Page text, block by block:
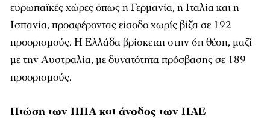
ευρωπαϊκές χώρες όπως η Γερμανία, η Ιταλία και η
Ισπανία, προσφέροντας είσοδο χωρίς βίζα σε 192
προορισμούς. Η Ελλάδα βρίσκεται στην 6η θέση, μαζί
με την Αυστραλία, με δυνατότητα πρόσβασης σε 189
προορισμούς.
Πτώση των ΗΠΑ και άνοδος των ΗΑΕ